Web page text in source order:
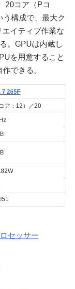
20コア（Pコ
構成で、最大ク
イティブ作業な
。GPUは内蔵し
を用意すること
できる。
7 265F
ア：12）／20
セッサー